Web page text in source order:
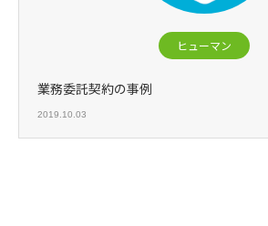
ヒューマン
業務委託契約の事例
2019.10.03